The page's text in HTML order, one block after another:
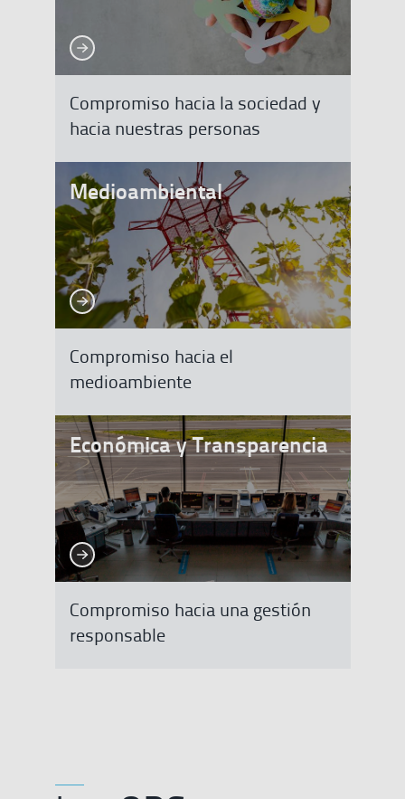
Ver más
Compromiso hacia la sociedad y
hacia nuestras personas
Medioambiental
Ver másVer más
Compromiso hacia el
medioambiente
Económica y Transparencia
Ver más Ver más
Compromiso hacia una gestión
responsable